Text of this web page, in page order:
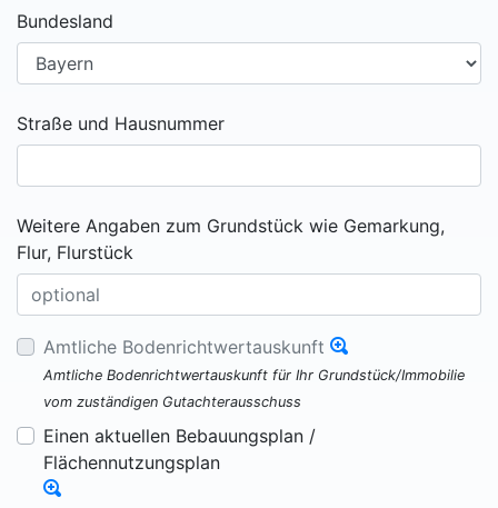
Bundesland
Straße und Hausnummer
Weitere Angaben zum Grundstück wie Gemarkung,
Flur, Flurstück
Amtliche Bodenrichtwertauskunft
Amtliche Bodenrichtwertauskunft für Ihr Grundstück/Immobilie
vom zuständigen Gutachterausschuss
Einen aktuellen Bebauungsplan /
Flächennutzungsplan